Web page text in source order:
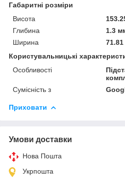
Габаритні розміри
Висота
Глибина
1.3
Ширина
Користувальницькі
Особливості
Сумісність з
Приховати
Умови доставки
Нова Пошта
Укрпошта